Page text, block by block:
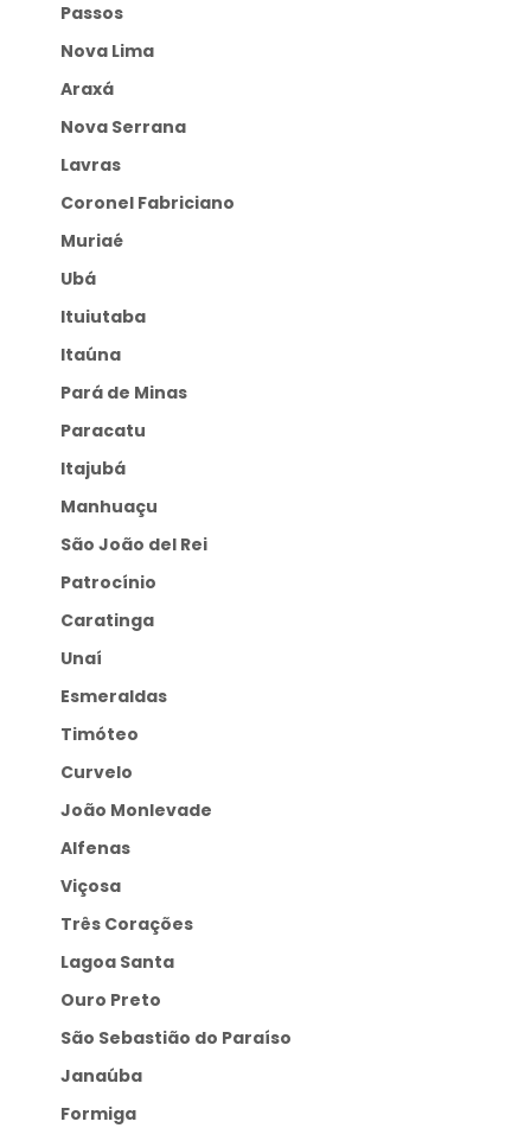
Passos
Nova Lima
Araxá
Nova Serrana
Lavras
Coronel Fabriciano
Muriaé
Ubá
Ituiutaba
Itaúna
Pará de Minas
Paracatu
Itajubá
Manhuaçu
São João del Rei
Patrocínio
Caratinga
Unaí
Esmeraldas
Timóteo
Curvelo
João Monlevade
Alfenas
Viçosa
Três Corações
Lagoa Santa
Ouro Preto
São Sebastião do Paraíso
Janaúba
Formiga